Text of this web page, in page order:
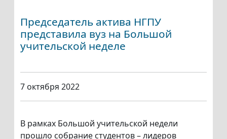
Председатель актива НГПУ
представила вуз на Большой
учительской неделе
7 октября 2022
В рамках Большой учительской недели
прошло собрание студентов – лидеров